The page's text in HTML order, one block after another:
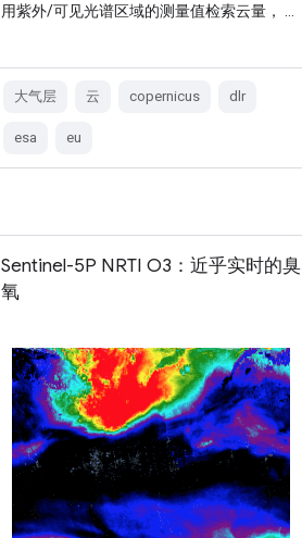
用紫外/可见光谱区域的测量值检索云量， …
大气层 云 copernicus dlr
esa eu
Sentinel-5P NRTI O3：近乎实时的臭
氧